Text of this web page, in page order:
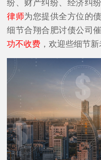
纷、财产纠纷、经济纠
律师为您提供全方位的
细节合翔合肥讨债公司
功不收费 ，欢迎些细节